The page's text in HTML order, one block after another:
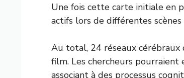
Une fois cette carte initiale en
actifs lors de différentes
Au total, 24 réseaux cérébraux
film. Les chercheurs
associant à des processus